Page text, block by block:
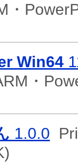
・
Win64
・
1.0.0